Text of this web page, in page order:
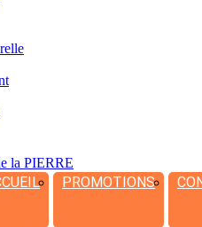
la PIERRE
PROMOTIONS